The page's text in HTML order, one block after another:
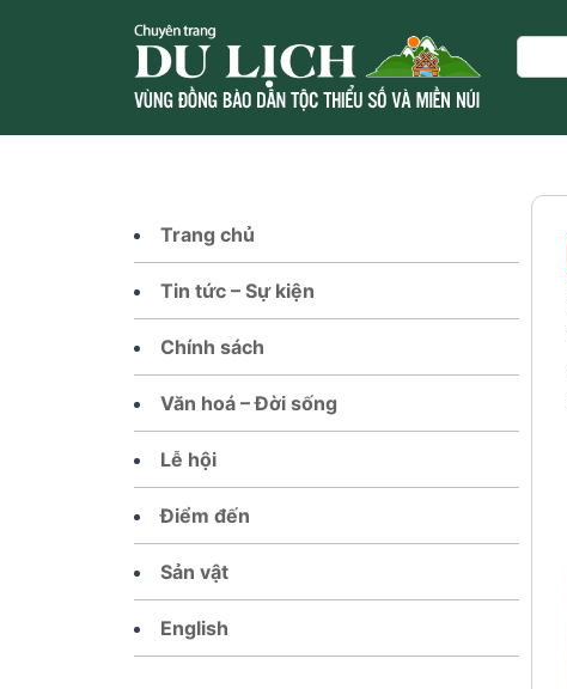
Search
Trang chủ
Tin tức – Sự kiện
Chính sách
Văn hoá – Đời sống
Lễ hội
Điểm đến
Sản vật
English